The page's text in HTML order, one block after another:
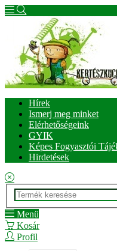
Hírek
Ismerj meg minket
Elérhetőségeink
GYIK
Képes Fogyasztói
Hirdetések
Menü
Kosár
Profil